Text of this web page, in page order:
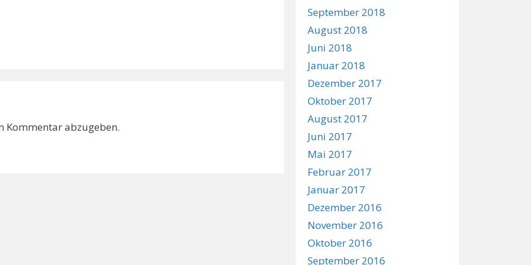
Kommentar abzugeben.
September 2018
August 2018
Juni 2018
Januar 2018
Dezember 2017
Oktober 2017
August 2017
Juni 2017
Mai 2017
Februar 2017
Januar 2017
Dezember 2016
November 2016
Oktober 2016
September 2016